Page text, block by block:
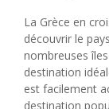
La Grèce en
découvrir le
nombreuses
destination
est facilement
destination